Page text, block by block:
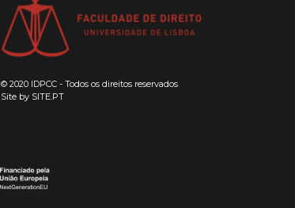
© 2020 IDPCC - Todos os direitos reservados
Site by SITE.PT